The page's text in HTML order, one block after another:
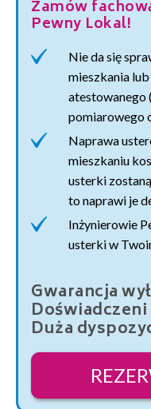
Zamów
Pewny Lokal!
Nie da się
mieszkania
atestowanego
pomiarowego
Naprawa
mieszkaniu
usterki
to naprawi je
Inżynierowie
usterki w
Gwarancja
Duża